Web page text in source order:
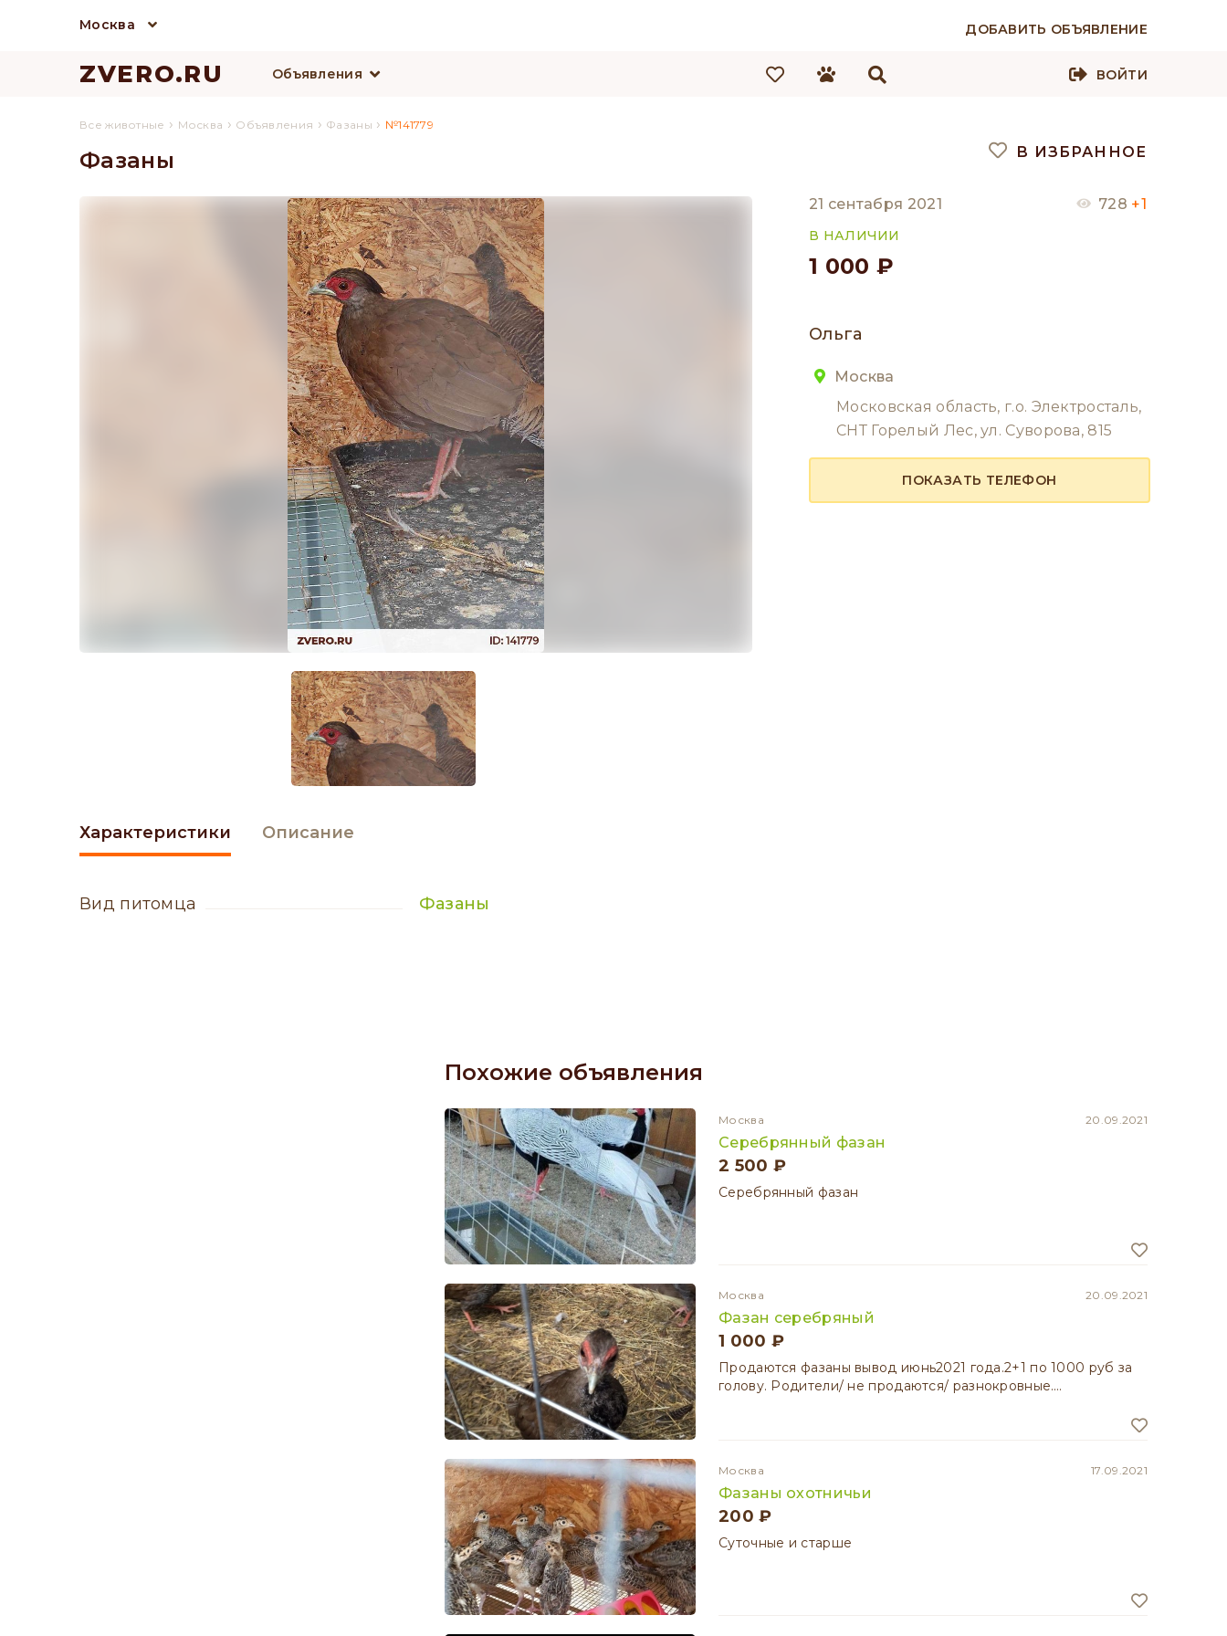
Москва ДОБАВИТЬ ОБЪЯВЛЕНИЕ
ZVERO.RU Объявления ВОЙТИ
Все животные › Москва › Объявления › Фазаны › №141779
Фазаны
Характеристики
вид питомца Фазаны
Описание
В ИЗБРАННОЕ
21 сентабря 2021 728 +1
В НАЛИЧИИ
1 000 ₽
Ольга
Москва
Московская область, г.о. Электросталь,
СНТ Горелый Лес, ул. Суворова, 815
ПОКАЗАТЬ ТЕЛЕФОН
Похожие объявления
Москва 20.09.2021
Серебрянный фазан
2 500 ₽
Серебрянный фазан
Москва 20.09.2021
Фазан серебряный
1 000 ₽
Продаются фазаны вывод июнь2021 года.2+1 по 1000 руб за
голову. Родители/ не продаются/ разнокровные.…
Москва 17.09.2021
Фазаны охотничьи
200 ₽
Суточные и старше